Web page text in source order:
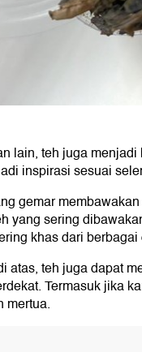
lain, teh juga
inspirasi sesuai
gemar
yang sering
khas dari berbagai
atas, teh juga dapat
Termasuk jika
mertua.